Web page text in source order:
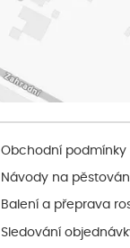
Obchodní podmínky
Návody na
Balení a přeprava
Sledování